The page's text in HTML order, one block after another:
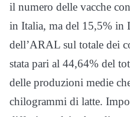
il numero delle vacche
in Italia, ma del 15,5% in
dell’ARAL sul totale dei
stata pari al 44,64% del
delle produzioni medie
chilogrammi di latte.